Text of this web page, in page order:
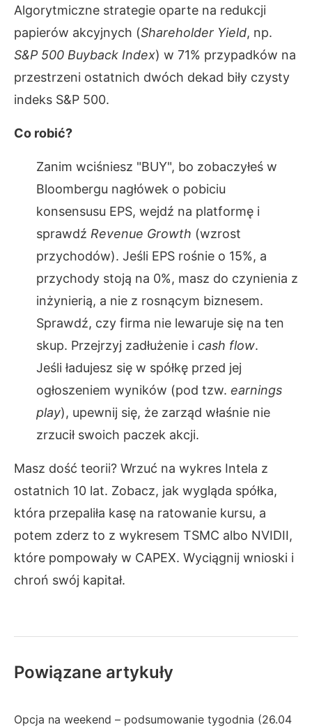
Algorytmiczne strategie oparte na redukcji
papierów akcyjnych (Shareholder Yield, np.
S&P 500 Buyback Index) w 71% przypadków na
przestrzeni ostatnich dwóch dekad biły czysty
indeks S&P 500.
Co robić?
Zanim wciśniesz "BUY", bo zobaczyłeś w
Bloombergu nagłówek o pobiciu
konsensusu EPS, wejdź na platformę i
sprawdź Revenue Growth (wzrost
przychodów). Jeśli EPS rośnie o 15%, a
przychody stoją na 0%, masz do czynienia z
inżynierią, a nie z rosnącym biznesem.
Sprawdź, czy firma nie lewaruje się na ten
skup. Przejrzyj zadłużenie i cash flow.
Jeśli ładujesz się w spółkę przed jej
ogłoszeniem wyników (pod tzw. earnings
play), upewnij się, że zarząd właśnie nie
zrzucił swoich paczek akcji.
Masz dość teorii? Wrzuć na wykres Intela z
ostatnich 10 lat. Zobacz, jak wygląda spółka,
która przepaliła kasę na ratowanie kursu, a
potem zderz to z wykresem TSMC albo NVIDII,
które pompowały w CAPEX. Wyciągnij wnioski i
chroń swój kapitał.
Powiązane artykuły
Opcja na weekend – podsumowanie tygodnia (26.04